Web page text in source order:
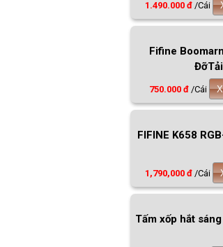
1.490.000 đ /Cái
Fifine
750.000 đ /Cái
FIFINE K658
1,790,000 đ /Cái
Tấm xốp hắt